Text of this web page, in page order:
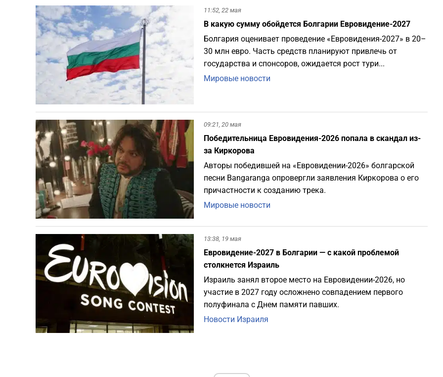
11:52, 22 мая
В какую сумму обойдется Болгарии Евровидение-2027
Болгария оценивает проведение «Евровидения-2027» в 20–
30 млн евро. Часть средств планируют привлечь от
государства и спонсоров, ожидается рост тури...
Мировые новости
09:21, 20 мая
Победительница Евровидения-2026 попала в скандал из-
за Киркорова
Авторы победившей на «Евровидении-2026» болгарской
песни Bangaranga опровергли заявления Киркорова о его
причастности к созданию трека.
Мировые новости
13:38, 19 мая
Евровидение-2027 в Болгарии — с какой проблемой
столкнется Израиль
Израиль занял второе место на Евровидении-2026, но
участие в 2027 году осложнено совпадением первого
полуфинала с Днем памяти павших.
Новости Израиля